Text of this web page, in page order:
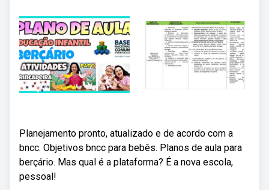
Planejamento pronto, atualizado e de acordo com a
bncc. Objetivos bncc para bebês. Planos de aula para
berçário. Mas qual é a plataforma? É a nova escola,
pessoal!